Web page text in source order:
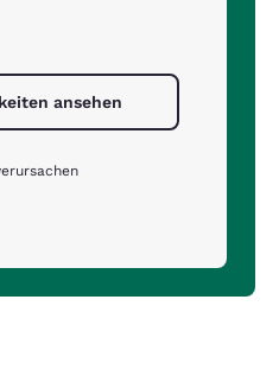
ansehen